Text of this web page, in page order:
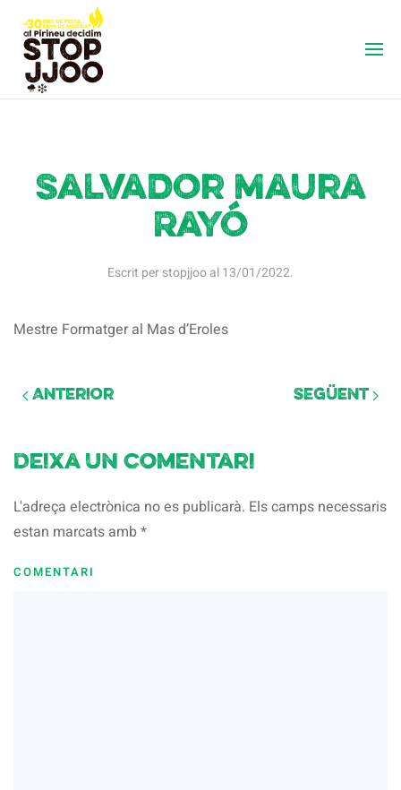
Salvador Maura
Rayó
Escrit perstopjjooal13/01/2022.
Mestre Formatger al Mas d’Eroles
Anterior Següent
Deixa un comentari
L'adreça electrònica no es publicarà. Els camps necessaris
estan marcats amb*
COMENTARI